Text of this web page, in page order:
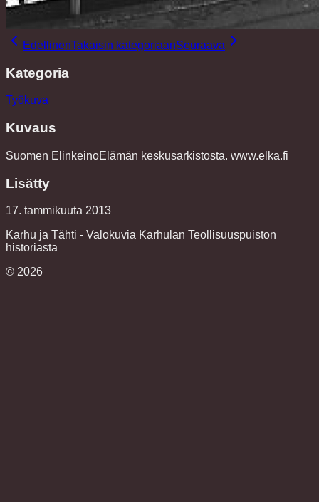
EdellinenTakaisin kategoriaanSeuraava
Kategoria
Työkuva
Kuvaus
Suomen ElinkeinoElämän keskusarkistosta. www.elka.fi
Lisätty
17. tammikuuta 2013
Karhu ja Tähti - Valokuvia Karhulan Teollisuuspuiston
historiasta
© 2026